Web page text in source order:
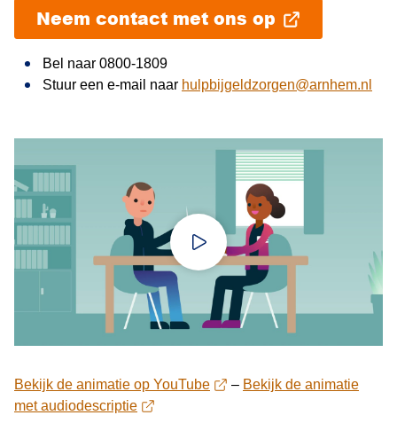
Neem contact met ons op
Bel naar 0800-1809
Stuur een e-mail naar hulpbijgeldzorgen@arnhem.nl
Speel video af Animatie hulp
Bekijk de animatie op YouTube – Bekijk de animatie
met audiodescriptie